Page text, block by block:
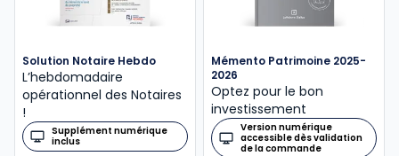
Solution Notaire Hebdo
L’hebdomadaire
opérationnel des Notaires
!
Supplément numérique
inclus
Mémento Patrimoine 2025-
2026
Optez pour le bon
investissement
Version numérique
accessible dès validation
de la commande